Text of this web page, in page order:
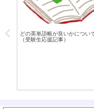
どの英単語帳が良いかについ
（受験生応援記事）